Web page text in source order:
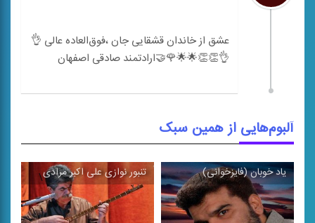
عشق از خاندان قشقایی جان ،فوق‌العاده عالی 👌
آلبوم‌هایی از همین سبک
یاد خوبان (فایزخوانی)\ تنبور نوازی علی ‌اکبر مرادی\